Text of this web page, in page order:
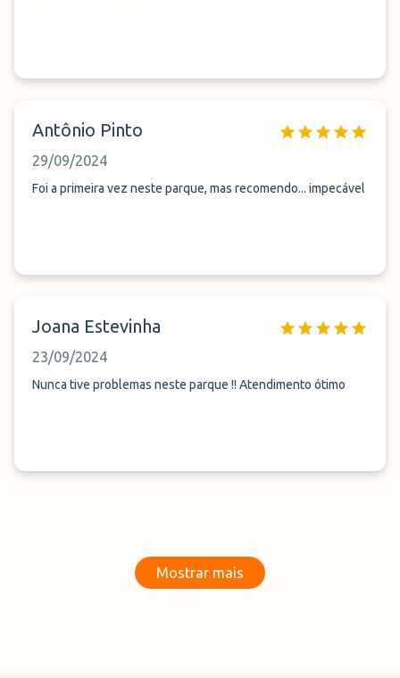
Antônio Pinto
29/09/2024
Foi a primeira vez neste parque, mas recomendo... impecável
Joana Estevinha
23/09/2024
Nunca tive problemas neste parque !! Atendimento ótimo
Mostrar mais